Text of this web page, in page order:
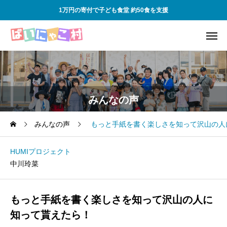
1万円の寄付で子ども食堂 約50食を支援
みんなの声
みんなの声 もっと手紙を書く楽しさを知って沢山の
HUMIプロジェクト
中川玲菜
もっと手紙を書く楽しさを知って沢山の人に
知って貰えたら！